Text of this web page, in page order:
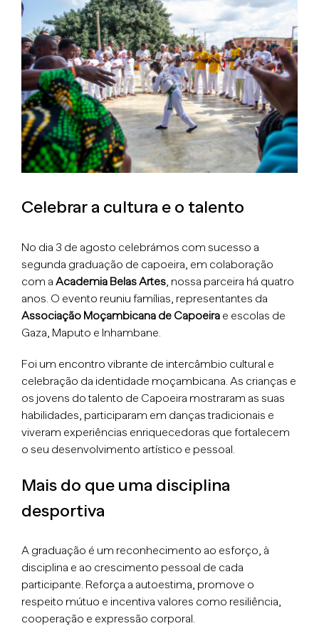
Larger
Image
Celebrar a cultura e o talento
No dia 3 de agosto celebrámos com sucesso a
segunda graduação de capoeira, em colaboração
com a Academia Belas Artes, nossa parceira há quatro
anos. O evento reuniu famílias, representantes da
Associação Moçambicana de Capoeirae escolas de
Gaza, Maputo e Inhambane.
Foi um encontro vibrante de intercâmbio cultural e
celebração da identidade moçambicana. As crianças e
os jovens do talento de Capoeira mostraram as suas
habilidades, participaram em danças tradicionais e
viveram experiências enriquecedoras que fortalecem
o seu desenvolvimento artístico e pessoal.
Mais do que uma disciplina
desportiva
A graduação é um reconhecimento ao esforço, à
disciplina e ao crescimento pessoal de cada
participante. Reforça a autoestima, promove o
respeito mútuo e incentiva valores como resiliência,
cooperação e expressão corporal.